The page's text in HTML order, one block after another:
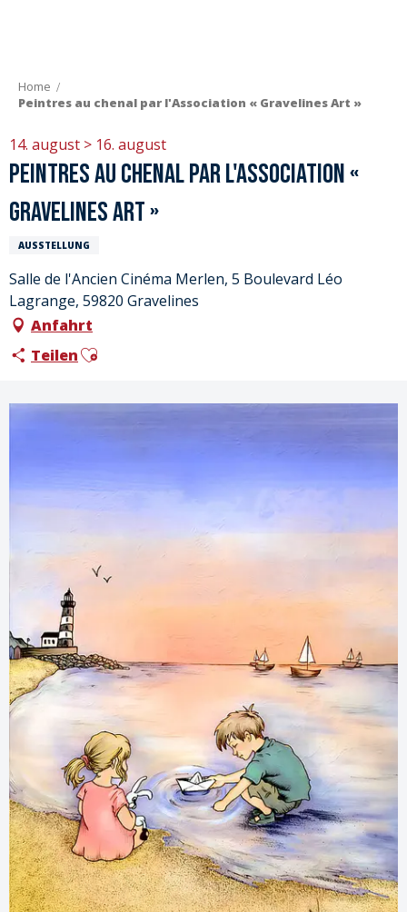
Home
Peintres au chenal par l'Association « Gravelines Art »
14. august > 16. august
Peintres au chenal par l'Association «
Gravelines Art »
AUSSTELLUNG
Salle de l'Ancien Cinéma Merlen, 5 Boulevard Léo
Lagrange, 59820 Gravelines
Anfahrt
TeilenAjouter aux favoris